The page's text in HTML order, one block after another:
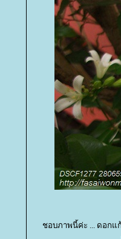
ชอบภาพนี้ค่ะ ... ดอกแ